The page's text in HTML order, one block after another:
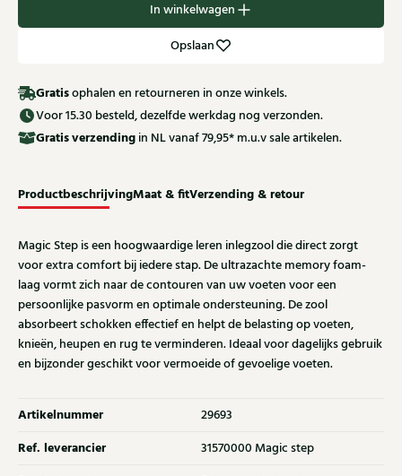
In winkelwagen
Opslaan
Gratisophalen en retourneren in onze winkels.
Voor 15.30 besteld, dezelfde werkdag nog verzonden.
Gratisverzending in NL vanaf 79,95* m.u.v sale artikelen.
ProductbeschrijvingMaat & fitVerzending & retour
Magic Step is een hoogwaardige leren inlegzool die direct zorgt
voor extra comfort bij iedere stap. De ultrazachte memory foam-
laag vormt zich naar de contouren van uw voeten voor een
persoonlijke pasvorm en optimale ondersteuning. De zool
absorbeert schokken effectief en helpt de belasting op voeten,
knieën, heupen en rug te verminderen. Ideaal voor dagelijks gebruik
en bijzonder geschikt voor vermoeide of gevoelige voeten.
Artikelnummer 29693
Ref. leverancier 31570000 Magic step